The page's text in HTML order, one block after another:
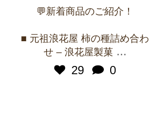
💬新着商品のご紹介！
■ 元祖浪花屋 柿の種詰め合わ
せ – 浪花屋製菓 ...
29
0